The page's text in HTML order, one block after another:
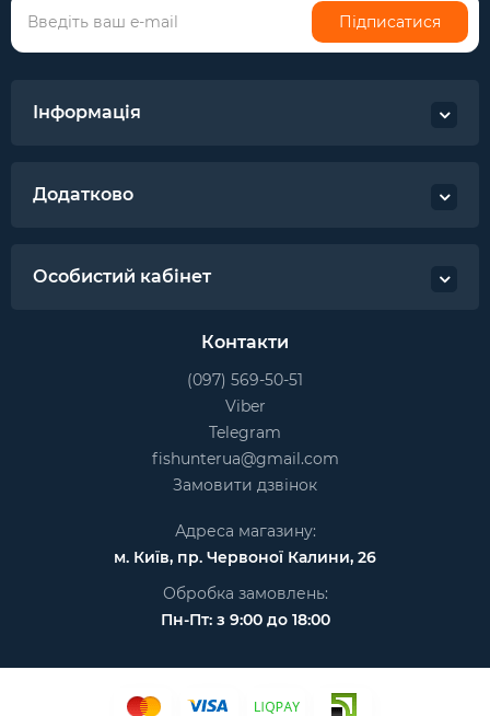
Підписатися
Інформація
Додатково
Особистий кабінет
Контакти
(097) 569-50-51
Viber
Telegram
fishunterua@gmail.com
Замовити дзвінок
Адреса магазину:
м. Київ, пр. Червоної Калини, 26
Обробка замовлень:
Пн-Пт: з 9:00 до 18:00